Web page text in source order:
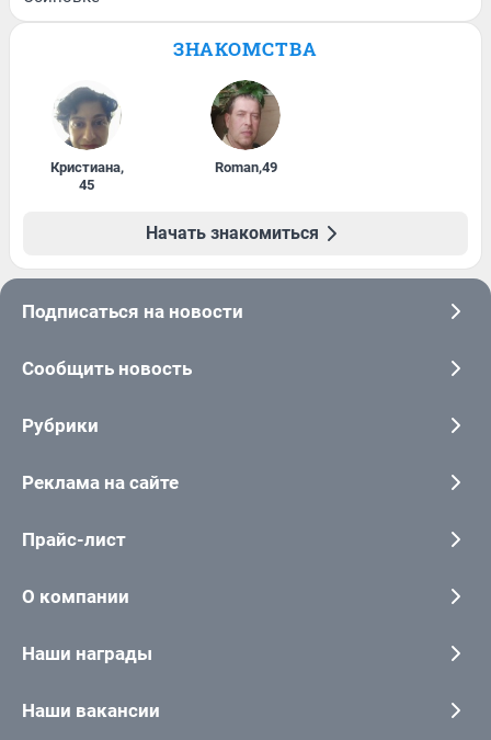
ЗНАКОМСТВА
Кристиана,
45
Roman,49
Начать знакомиться
Подписаться на новости
Сообщить новость
Рубрики
Реклама на сайте
Прайс-лист
О компании
Наши награды
Наши вакансии